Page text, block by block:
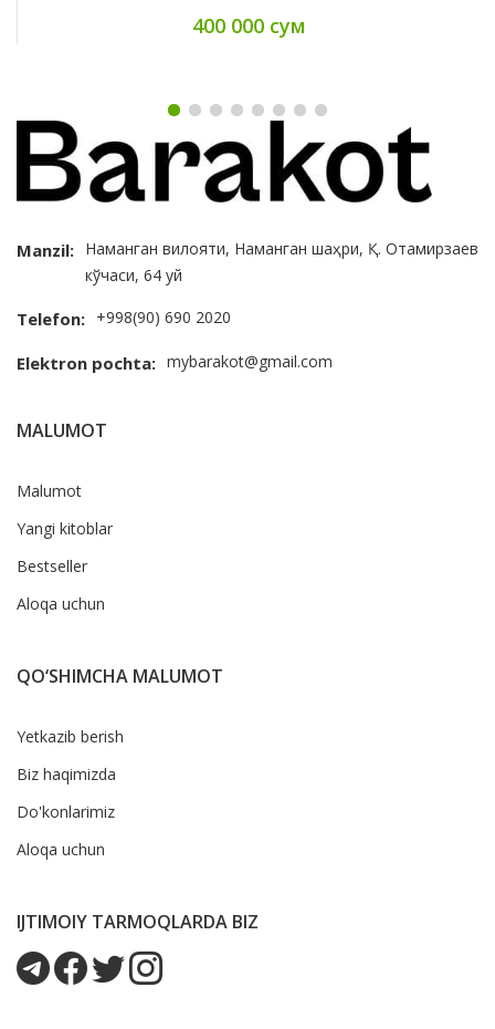
400 000 сум
Manzil: Наманган вилояти, Наманган шаҳри, Қ. Отамирзаев
кўчаси, 64 уй
Telefon: +998(90) 690 2020
Elektron pochta: mybarakot@gmail.com
MALUMOT
Malumot
Yangi kitoblar
Bestseller
Aloqa uchun
QO‘SHIMCHA MALUMOT
Yetkazib berish
Biz haqimizda
Do'konlarimiz
Aloqa uchun
IJTIMOIY TARMOQLARDA BIZ